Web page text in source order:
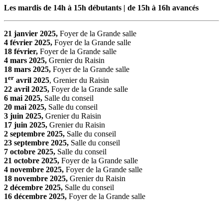
Les mardis de 14h à 15h débutants | de 15h à 16h avancés
21 janvier 2025, Foyer de la Grande salle
4 février 2025, Foyer de la Grande salle
18 février, Foyer de la Grande salle
4 mars 2025, Grenier du Raisin
18 mars 2025, Foyer de la Grande salle
1er avril 2025, Grenier du Raisin
22 avril 2025, Foyer de la Grande salle
6 mai 2025, Salle du conseil
20 mai 2025, Salle du conseil
3 juin 2025, Grenier du Raisin
17 juin 2025, Grenier du Raisin
2 septembre 2025, Salle du conseil
23 septembre 2025, Salle du conseil
7 octobre 2025, Salle du conseil
21 octobre 2025, Foyer de la Grande salle
4 novembre 2025, Foyer de la Grande salle
18 novembre 2025, Grenier du Raisin
2 décembre 2025, Salle du conseil
16 décembre 2025, Foyer de la Grande salle